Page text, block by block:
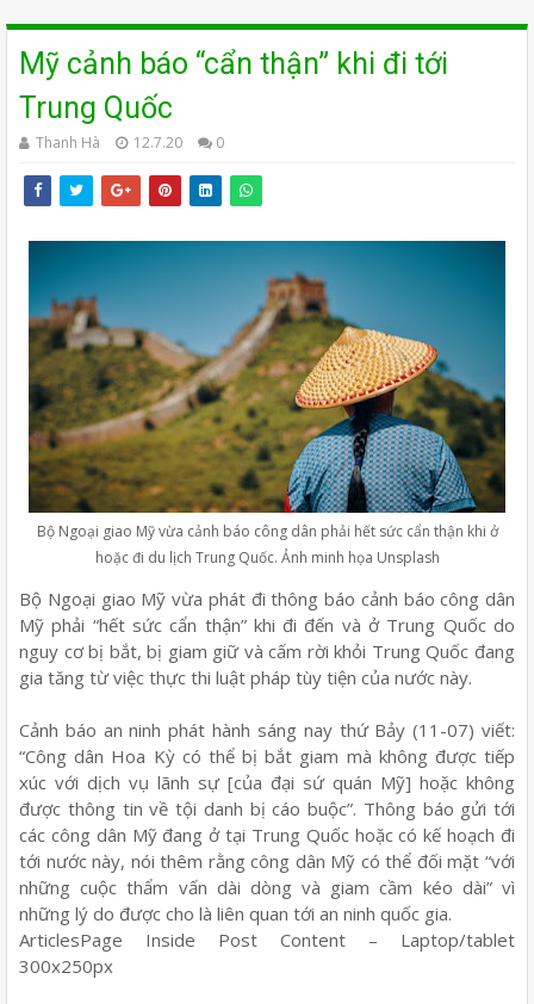
Mỹ cảnh báo “cẩn thận” khi đi tới
Trung Quốc
Thanh Hà 12.7.20 0
Bộ Ngoại giao Mỹ vừa cảnh báo công dân phải hết sức cẩn thận khi ở
hoặc đi du lịch Trung Quốc. Ảnh minh họa Unsplash
Bộ Ngoại giao Mỹ vừa phát đi thông báo cảnh báo công dân
Mỹ phải “hết sức cẩn thận” khi đi đến và ở Trung Quốc do
nguy cơ bị bắt, bị giam giữ và cấm rời khỏi Trung Quốc đang
gia tăng từ việc thực thi luật pháp tùy tiện của nước này.
Cảnh báo an ninh phát hành sáng nay thứ Bảy (11-07) viết:
“Công dân Hoa Kỳ có thể bị bắt giam mà không được tiếp
xúc với dịch vụ lãnh sự [của đại sứ quán Mỹ] hoặc không
được thông tin về tội danh bị cáo buộc”. Thông báo gửi tới
các công dân Mỹ đang ở tại Trung Quốc hoặc có kế hoạch đi
tới nước này, nói thêm rằng công dân Mỹ có thể đối mặt “với
những cuộc thẩm vấn dài dòng và giam cầm kéo dài” vì
những lý do được cho là liên quan tới an ninh quốc gia.
ArticlesPage Inside Post Content – Laptop/tablet
300x250px